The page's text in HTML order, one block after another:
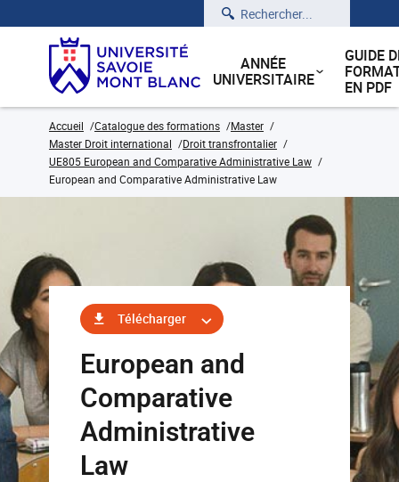
Rechercher
ANNÉE
UNIVERSITAIRE
GUIDE
EN PDF
Accueil Catalogue des formations
Master
Master Droit international
Droit transfrontalier
UE805 European and Comparative Administrative Law
European and Comparative Administrative Law
Télécharger
European and
Comparative
Administrative
Law